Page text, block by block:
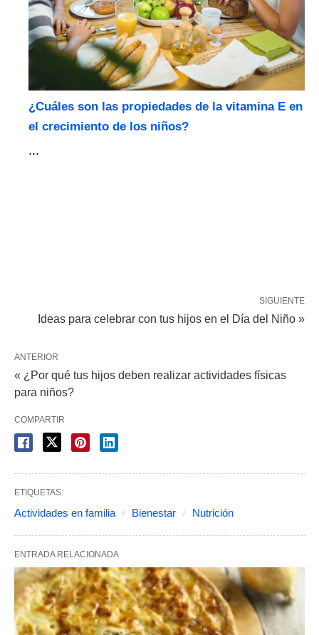
¿Cuáles son las propiedades de la vitamina E en
el crecimiento de los niños?
...
SIGUIENTE
Ideas para celebrar con tus hijos en el Día del Niño »
ANTERIOR
« ¿Por qué tus hijos deben realizar actividades físicas
para niños?
COMPARTIR
ETIQUETAS:
Actividades en familia Bienestar Nutrición
ENTRADA RELACIONADA